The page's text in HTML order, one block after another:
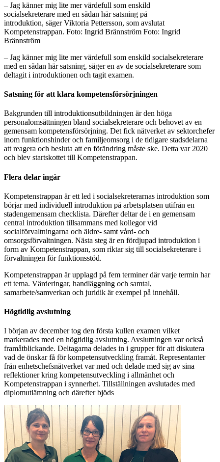
– Jag känner mig lite mer värdefull som enskild
socialsekreterare med en sådan här satsning på
introduktion, säger Viktoria Pettersson, som avslutat
Kompetenstrappan. Foto: Ingrid Brännström Foto: Ingrid
Brännström
– Jag känner mig lite mer värdefull som enskild socialsekreterare
med en sådan här satsning, säger en av de socialsekreterare som
deltagit i introduktionen och tagit examen.
Satsning för att klara kompetensförsörjningen
Bakgrunden till introduktionsutbildningen är den höga
personalomsättningen bland socialsekreterare och behovet av en
gemensam kompetensförsörjning. Det fick nätverket av sektorchefer
inom funktionshinder och familjeomsorg i de tidigare stadsdelarna
att reagera och besluta att en förändring måste ske. Detta var 2020
och blev startskottet till Kompetenstrappan.
Flera delar ingår
Kompetenstrappan är ett led i socialsekreterarnas introduktion som
börjar med individuell introduktion på arbetsplatsen utifrån en
stadengemensam checklista. Därefter deltar de i en gemensam
central introduktion tillsammans med kollegor vid
socialförvaltningarna och äldre- samt vård- och
omsorgsförvaltningen. Nästa steg är en fördjupad introduktion i
form av Kompetenstrappan, som riktar sig till socialsekreterare i
förvaltningen för funktionsstöd.
Kompetenstrappan är upplagd på fem terminer där varje termin har
ett tema. Värderingar, handläggning och samtal,
samarbete/samverkan och juridik är exempel på innehåll.
Högtidlig avslutning
I början av december tog den första kullen examen vilket
markerades med en högtidlig avslutning. Avslutningen var också
framåtblickande. Deltagarna delades in i grupper för att diskutera
vad de önskar få för kompetensutveckling framåt. Representanter
från enhetschefsnätverket var med och delade med sig av sina
reflektioner kring kompetensutveckling i allmänhet och
Kompetenstrappan i synnerhet. Tillställningen avslutades med
diplomutlämning och därefter bjöds